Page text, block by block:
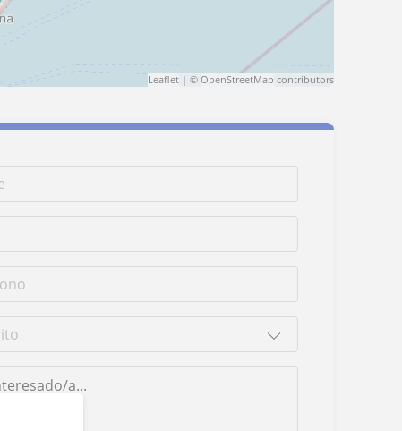
Leaflet| © OpenStreetMap contributors